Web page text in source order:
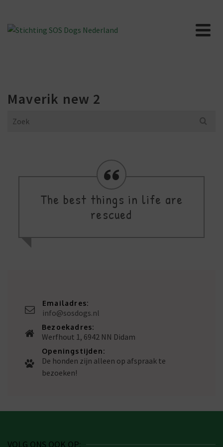
Maverik new 2
Search
The best things in life are
rescued
Emailadres:
info@sosdogs.nl
Bezoekadres:
Werfhout 1, 6942 NN Didam
Openingstijden:
De honden zijn alleen op afspraak te
bezoeken!
VOLG ONS OOK OP: